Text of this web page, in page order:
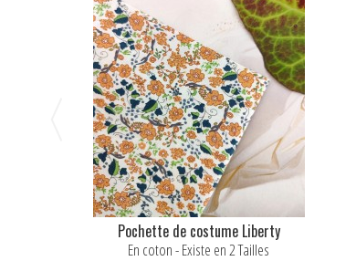
Pochette de costume Liberty
En coton - Existe en 2 Tailles